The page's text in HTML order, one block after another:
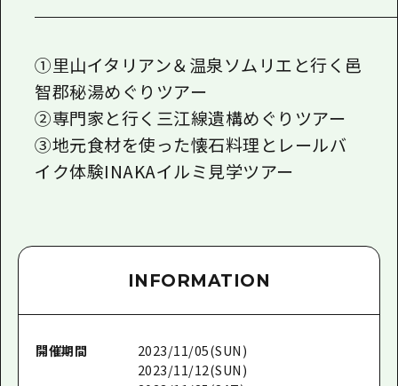
①里山イタリアン＆温泉ソムリエと行く邑
智郡秘湯めぐりツアー
②専門家と行く三江線遺構めぐりツアー
③地元食材を使った懐石料理とレールバ
イク体験INAKAイルミ見学ツアー
INFORMATION
開催期間
2023/11/05(SUN)
2023/11/12(SUN)